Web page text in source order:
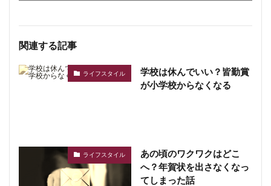
関連する記事
ライフスタイル
学校は休んでいい？皆勤賞
が小学校からなくなる
ライフスタイル
あの頃のワクワクはどこ
へ？年賀状を出さなくなっ
てしまった話